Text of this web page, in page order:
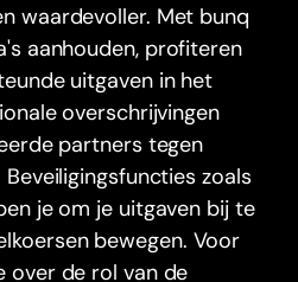
waardevoller. Met bunq
aanhouden, profiteren
uitgaven in het
overschrijvingen
partners tegen
zoals
je om je uitgaven bij te
bewegen. Voor
over de rol van de